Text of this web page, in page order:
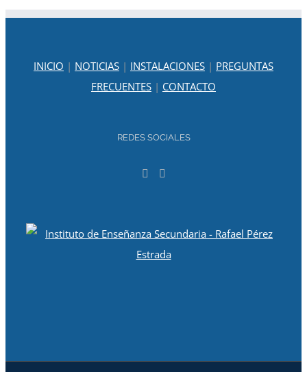
INICIO | NOTICIAS | INSTALACIONES | PREGUNTAS
FRECUENTES | CONTACTO
REDES SOCIALES